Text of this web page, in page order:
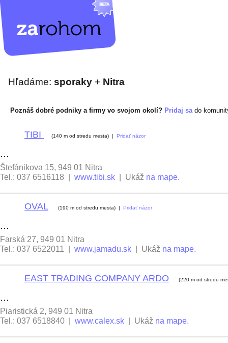
Hľadáme: sporaky + Nitra
Poznáš dobré podniky a firmy vo svojom okolí? Pridaj sado
TIBI (140 m od stredu mesta) | Pridať názor
...
Štefánikova 15, 949 01 Nitra
Tel.: 037 6516118 | www.tibi.sk | Ukáž na mape.
OVAL (190 m od stredu mesta) | Pridať názor
...
Farská 27, 949 01 Nitra
Tel.: 037 6522011 | www.jamadu.sk | Ukáž na mape.
EAST TRADING COMPANY ARDO (220 m od stredu
...
Piaristická 2, 949 01 Nitra
Tel.: 037 6518840 | www.calex.sk | Ukáž na mape.